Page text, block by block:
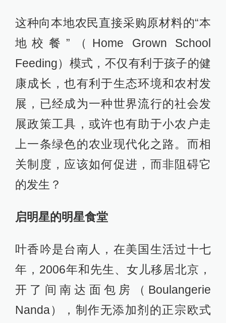
这种向本地农民直接采购原材料的“本
地校餐”（Home Grown School
Feeding）模式，不仅有利于孩子的健
康成长，也有利于生态环境和农村发
展，已经成为一种世界流行的社会发
展政策工具，或许也有助于小农户走
上一条绿色的农业现代化之路。而相
关制度，应该如何促进，而非阻碍它
的发生？
启明星的明星食堂
叶香吟是台南人，在美国生活过十七
年，2006年和先生、女儿移居北京，
开了间南达面包房（Boulangerie
Nanda），制作无添加剂的正宗欧式